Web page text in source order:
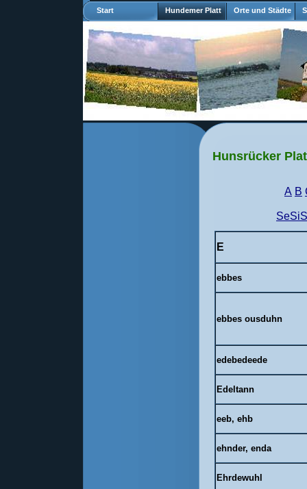
Start Hundemer Platt Orte und Städte
Hunsrücker
A B
E
ebbes
ebbes ousduhn
edebedeede
Edeltann
eeb, ehb
ehnder, enda
Ehrdewuhl